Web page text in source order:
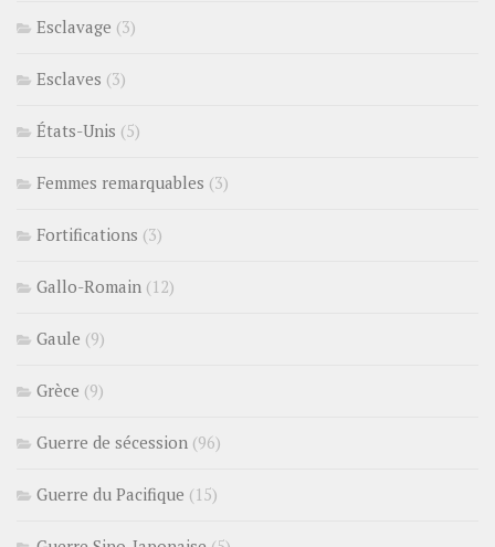
Esclavage (3)
Esclaves (3)
États-Unis (5)
Femmes remarquables (3)
Fortifications (3)
Gallo-Romain (12)
Gaule (9)
Grèce (9)
Guerre de sécession (96)
Guerre du Pacifique (15)